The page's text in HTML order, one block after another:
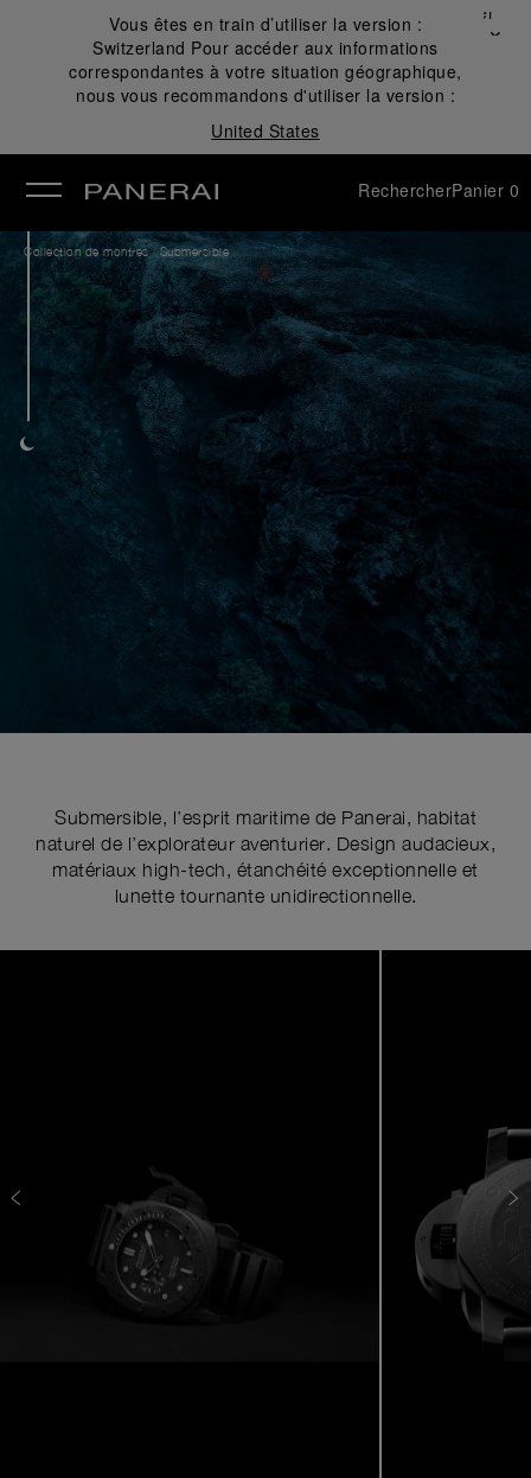
Vous êtes en train d’utiliser la version :
Switzerland Pour accéder aux informations
correspondantes à votre situation géographique,
nous vous recommandons d'utiliser la version :
United States
Fermer
✕
RechercherPanier 0
Collection de montres /Submersible
Submersible, l’esprit maritime de Panerai, habitat
naturel de l’explorateur aventurier. Design audacieux,
matériaux high-tech, étanchéité exceptionnelle et
lunette tournante unidirectionnelle.
Image